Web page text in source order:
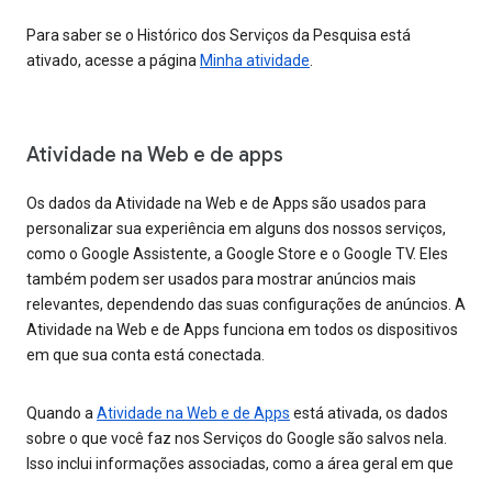
Para saber se o Histórico dos Serviços da Pesquisa está
ativado, acesse a página Minha atividade.
Atividade na Web e de apps
Os dados da Atividade na Web e de Apps são usados para
personalizar sua experiência em alguns dos nossos serviços,
como o Google Assistente, a Google Store e o Google TV. Eles
também podem ser usados para mostrar anúncios mais
relevantes, dependendo das suas configurações de anúncios. A
Atividade na Web e de Apps funciona em todos os dispositivos
em que sua conta está conectada.
Quando aAtividade na Web e de Apps está ativada, os dados
sobre o que você faz nos Serviços do Google são salvos nela.
Isso inclui informações associadas, como a área geral em que